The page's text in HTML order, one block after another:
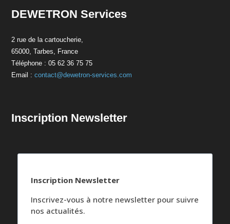
DEWETRON Services
2 rue de la cartoucherie,
65000, Tarbes, France
Téléphone : 05 62 36 75 75
Email :contact@dewetron-services.com
Inscription Newsletter
Inscription Newsletter
Inscrivez-vous à notre newsletter pour suivre
nos actualités.